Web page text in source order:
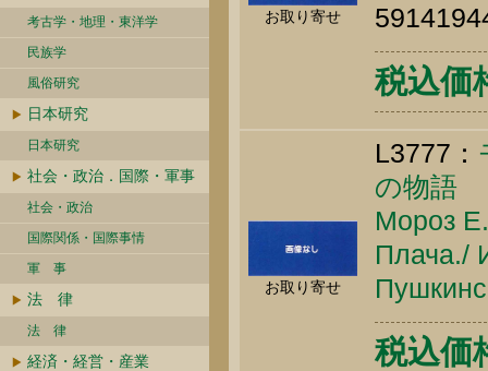
考古学・地理・東洋学
民族学
風俗研究
日本研究
日本研究
社会・政治．国際・軍事
社会・政治
国際関係・国際事情
軍 事
法 律
法 律
経済・経営・産業
お取り寄せ
税込価
お取り寄せ
L3777：
の物語
Мороз
Плача./
税込価